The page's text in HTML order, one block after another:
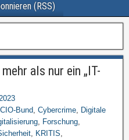
(RSS)
als nur ein „IT-
CIO-Bund, Cybercrime, Digitale
, Forschung,
, KRITIS,